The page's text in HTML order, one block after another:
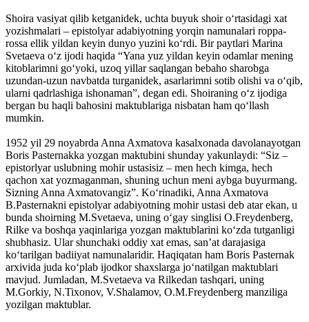
Shoira vasiyat qilib ketganidek, uchta buyuk shoir o‘rtasidagi xat
yozishmalari – epistolyar adabiyotning yorqin namunalari roppa-
rossa ellik yildan keyin dunyo yuzini ko‘rdi. Bir paytlari Marina
Svetaeva o‘z ijodi haqida “Yana yuz yildan keyin odamlar mening
kitoblarimni go‘yoki, uzoq yillar saqlangan bebaho sharobga
uzundan-uzun navbatda turganidek, asarlarimni sotib olishi va o‘qib,
ularni qadrlashiga ishonaman”, degan edi. Shoiraning o‘z ijodiga
bergan bu haqli bahosini maktublariga nisbatan ham qo‘llash
mumkin.
1952 yil 29 noyabrda Anna Axmatova kasalxonada davolanayotgan
Boris Pasternakka yozgan maktubini shunday yakunlaydi: “Siz –
epistorlyar uslubning mohir ustasisiz – men hech kimga, hech
qachon xat yozmaganman, shuning uchun meni aybga buyurmang.
Sizning Anna Axmatovangiz”. Ko‘rinadiki, Anna Axmatova
B.Pasternakni epistolyar adabiyotning mohir ustasi deb atar ekan, u
bunda shoirning M.Svetaeva, uning o‘gay singlisi O.Freydenberg,
Rilke va boshqa yaqinlariga yozgan maktublarini ko‘zda tutganligi
shubhasiz. Ular shunchaki oddiy xat emas, san’at darajasiga
ko‘tarilgan badiiyat namunalaridir. Haqiqatan ham Boris Pasternak
arxivida juda ko‘plab ijodkor shaxslarga jo‘natilgan maktublari
mavjud. Jumladan, M.Svetaeva va Rilkedan tashqari, uning
M.Gorkiy, N.Tixonov, V.Shalamov, O.M.Freydenberg manziliga
yozilgan maktublar.